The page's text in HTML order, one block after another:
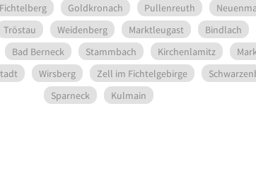
Fichtelberg Goldkronach Pullenreuth
Tröstau Weidenberg Marktleugast Bindlach
Bad Berneck Stammbach Kirchenlamitz
Wirsberg Zell im Fichtelgebirge
Sparneck
Kulmain